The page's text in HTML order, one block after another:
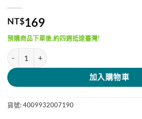
NT$169
預購商品下單後,約四週抵達臺灣!
Doppelherz 頭髮活力+鋅+粟米提取物
加入購物車
貨號:4009932007190